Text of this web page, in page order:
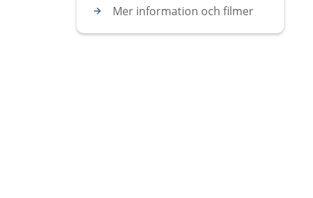
Mer information och filmer